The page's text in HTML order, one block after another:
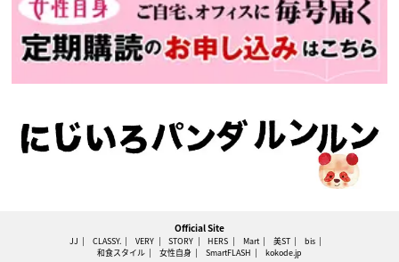
Official Site
JJ CLASSY. VERY STORY HERS Mart 美ST
bis
和食スタイル
女性自身 SmartFLASH kokode.jp